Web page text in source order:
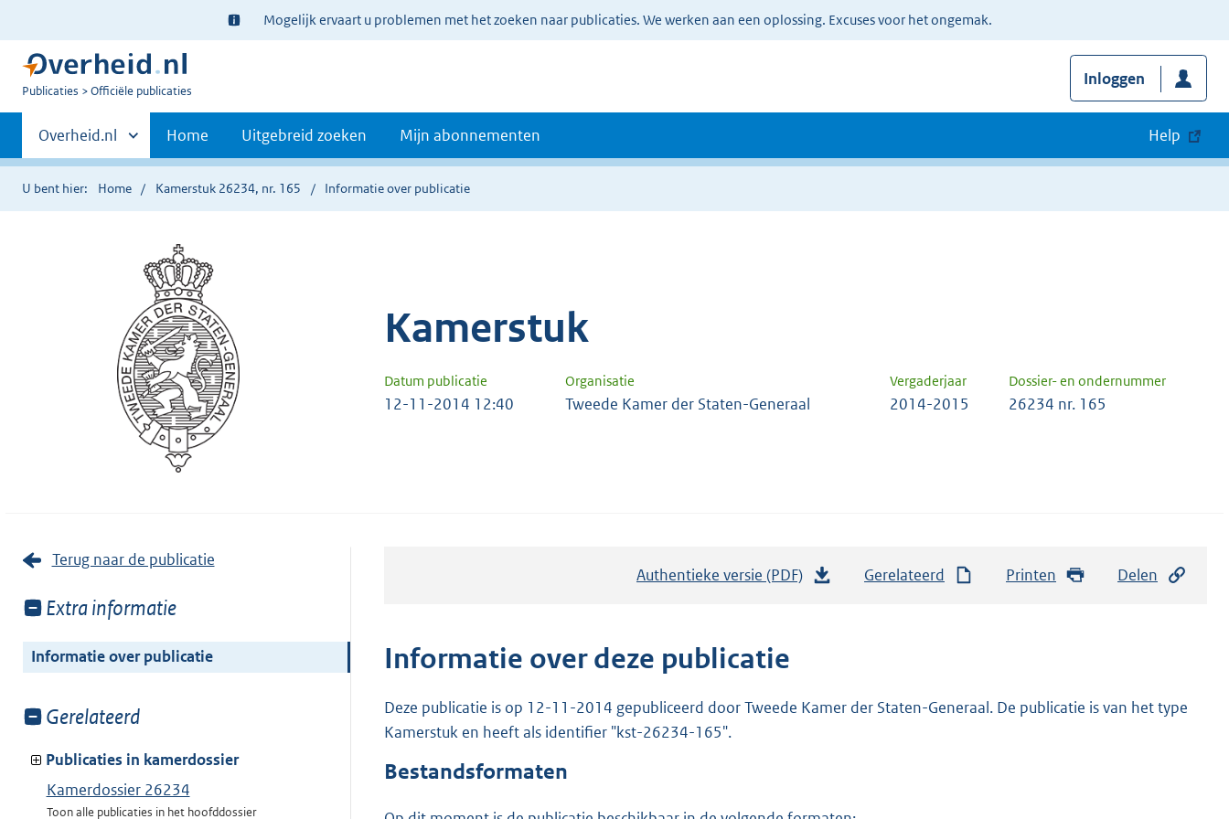
Ter
informatie:
Mogelijk ervaart u problemen met het zoeken naar publicaties. We werken aan een oplossing. Excuses voor het ongemak.
U
Publicaties Officiële publicaties
Inloggen
Primaire
navigatie
Andere
sites
binnen
Overheid.nl Home Uitgebreid zoeken Mijn abonnementen Help
U bent hier: Home Kamerstuk 26234, nr. 165 Informatie over publicatie
Kamerstuk
Datum publicatie Organisatie Vergaderjaar Dossier- en ondernummer
12-11-2014 12:40 Tweede Kamer der Staten-Generaal 2014-2015 26234 nr. 165
Terug naar de publicatie
Toon
van:
Extra informatie
Informatie over publicatie
Toon
van:
Gerelateerd
Publicaties in kamerdossier
Kamerdossier 26234
Toon alle publicaties in het hoofddossier
Authentieke versie (PDF)
n
Gerelateerd Printen Delen
Informatie over deze publicatie
Deze publicatie is op 12-11-2014 gepubliceerd door Tweede Kamer der Staten-Generaal. De publicatie is van het type
Kamerstuk en heeft als identifier "kst-26234-165".
Bestandsformaten